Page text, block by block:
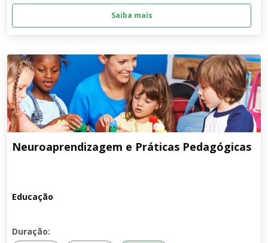
Saiba mais
Neuroaprendizagem e Práticas Pedagógicas
Educação
Duração: